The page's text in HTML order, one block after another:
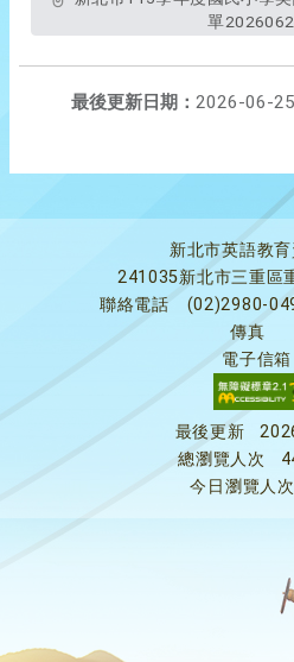
單
最後更新日期： 2026-06-25
新北市英語教
241035新北市三重區
聯絡電話
(02)2980-
傳真
電子信箱
最後更新
總瀏覽人次
今日瀏覽人次